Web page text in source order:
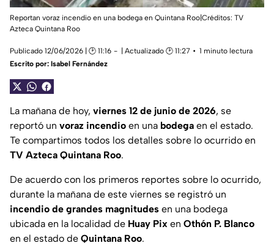
Reportan voraz incendio en una bodega en Quintana Roo|Créditos: TV
Azteca Quintana Roo
Publicado 12/06/2026 | 🕑 11:16 | Actualizado 🕑 11:27
1 minuto lectura
Escrito por: Isabel Fernández
La mañana de hoy, viernes 12 de junio de 2026, se
reportó un voraz incendio en una bodega en el estado.
Te compartimos todos los detalles sobre lo ocurrido en
TV Azteca Quintana Roo.
De acuerdo con los primeros reportes sobre lo ocurrido,
durante la mañana de este viernes se registró un
incendio de grandes magnitudes en una bodega
ubicada en la localidad de Huay Pix en Othón P. Blanco
en el estado de Quintana Roo.